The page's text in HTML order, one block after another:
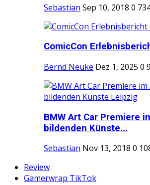
Sebastian Sep 10, 2018 0
ComicCon
Bernd Neuke Dez 1, 2025 0
BMW Art Car Premiere
bildenden Künste...
Sebastian Nov 13, 2018 0
Review
Gamerwrap TikTok